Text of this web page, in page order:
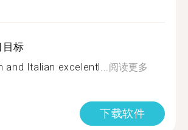
目标
and Italian excelentl...阅读更多
下载软件